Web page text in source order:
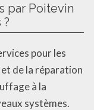
par Poitevin
pour les
de la réparation
à la
systèmes.